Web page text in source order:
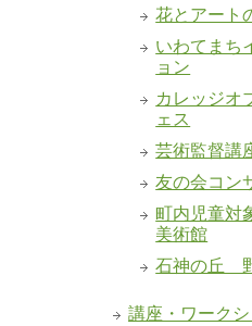
花とアート
いわてまち
ョン
カレッジオ
ェス
芸術監督講
友の会コン
町内児童
美術館
石神の丘
講座・ワーク